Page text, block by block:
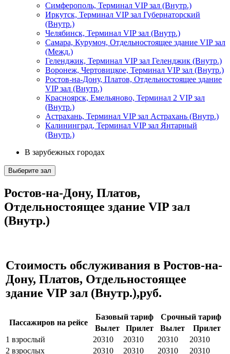
Симферополь, Терминал VIP зал (Внутр.)
Иркутск, Терминал VIP зал Губернаторский
(Внутр.)
Челябинск, Терминал VIP зал (Внутр.)
Самара, Курумоч, Отдельностоящее здание VIP зал
(Межд.)
Геленджик, Терминал VIP зал Геленджик (Внутр.)
Воронеж, Чертовицкое, Терминал VIP зал (Внутр.)
Ростов-на-Дону, Платов, Отдельностоящее здание
VIP зал (Внутр.)
Красноярск, Емельяново, Терминал 2 VIP зал
(Внутр.)
Астрахань, Терминал VIP зал Астрахань (Внутр.)
Калининград, Терминал VIP зал Янтарный
(Внутр.)
В зарубежных городах
Выберите зал
Ростов-на-Дону, Платов,
Отдельностоящее здание VIP зал
(Внутр.)
Стоимость обслуживания в Ростов-на-
Дону, Платов, Отдельностоящее
здание VIP зал (Внутр.),руб.
Пассажиров на рейсе
Базовый тариф
Срочный тариф
Вылет
Прилет Вылет
Прилет
1 взрослый
20310 20310 20310
20310
2 взрослых
20310 20310 20310
20310